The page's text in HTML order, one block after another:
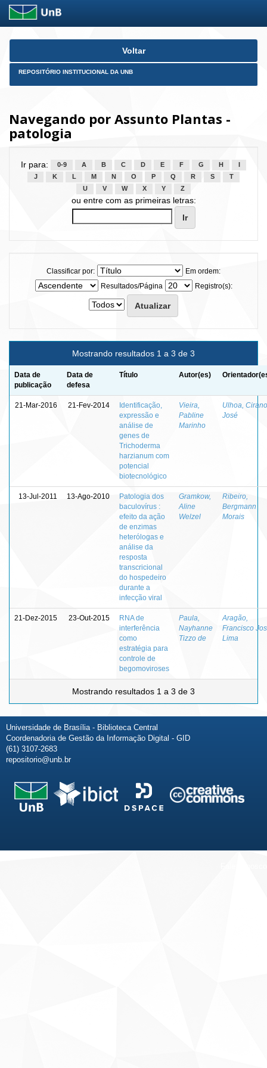
Skip
Voltar
REPOSITÓRIO INSTITUCIONAL DA UNB
Navegando por Assunto Plantas -
patologia
Ir para: 0-9 A B C D E F G H
J
K L M N O P Q R S
T
U
V W X Y Z
ou entre com as primeiras letras:
Classificar por:
Em ordem:
Resultados/Página
Registro(s):
Mostrando resultados 1 a 3 de 3
Data de
publicação
Data de
defesa
Título Autor(es)
21-Mar-2016 21-Fev-2014
Identificação,
expressão e
análise de
genes de
Trichoderma
harzianum com
potencial
biotecnológico
Vieira,
Pabline
Marinho
Ulhoa, Cirano
José
13-Jul-2011 13-Ago-2010
Patologia dos
baculovírus :
efeito da ação
de enzimas
heterólogas e
análise da
resposta
transcricional
do hospedeiro
durante a
infecção viral
Gramkow,
Aline
Welzel
Ribeiro,
Bergmann
Morais
21-Dez-2015 23-Out-2015
RNA de
interferência
como
estratégia para
controle de
begomoviroses
Paula,
Nayhanne
Tizzo de
Aragão,
Francisco
Lima
Mostrando resultados 1 a 3 de 3
Universidade de Brasília - Biblioteca Central
Coordenadoria de Gestão da Informação Digital - GID
(61) 3107-2683
repositorio@unb.br